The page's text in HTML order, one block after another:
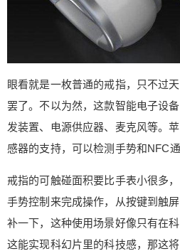
眼看就是一枚普通的戒指，只不过
罢了。不以为然，这款智能电子设
发装置、电源供应器、麦克风等。
感器的支持，可以检测手势和NFC通
戒指的可触碰面积要比手表小很多
手势控制来完成操作，从按键到触
补一下，这种使用场景好像只有在
这能实现科幻片里的科技感，那这将
息会及时分享给粉丝们。 0